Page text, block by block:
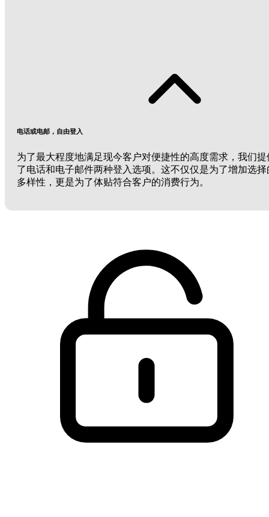
电话或电邮，自由登入
为了最大程度地满足现今客户对便捷性的高度需求，我们提
了电话和电子邮件两种登入选项。这不仅仅是为了增加选择
多样性，更是为了体贴符合客户的消费行为。